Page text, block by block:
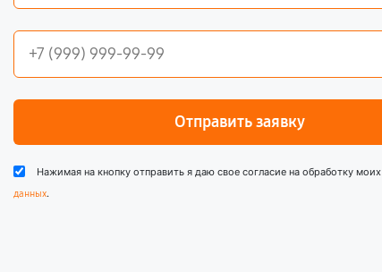
Отправить заявку
Нажимая на кнопку отправить я даю свое согласие на обработку моих
данных.